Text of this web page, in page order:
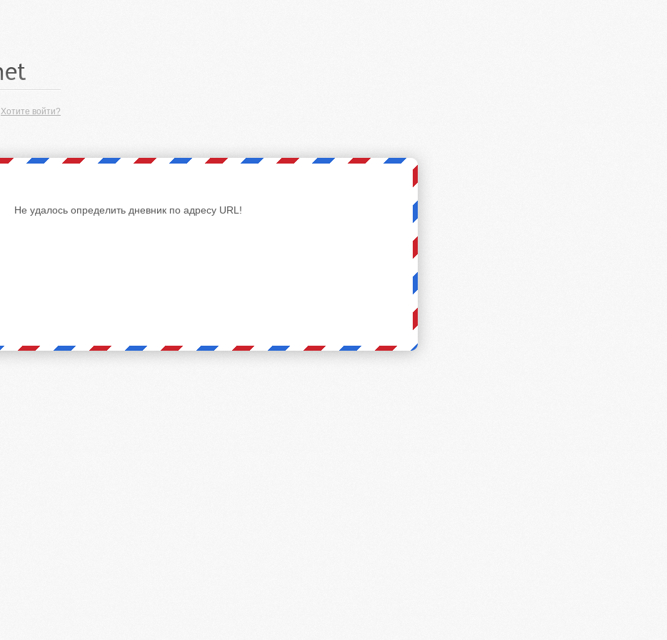
Хотите войти?
Не удалось определить дневник по адресу URL!